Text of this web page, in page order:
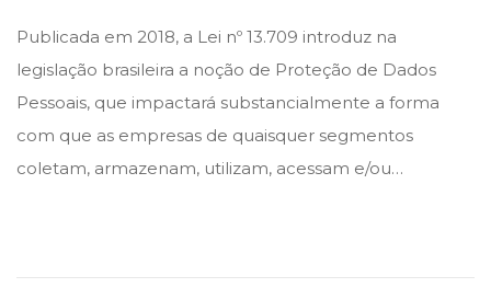
o
Publicada em 2018, a Lei nº 13.709 introduz na
legislação brasileira a noção de Proteção de Dados
Pessoais, que impactará substancialmente a forma
com que as empresas de quaisquer segmentos
coletam, armazenam, utilizam, acessam e/ou…